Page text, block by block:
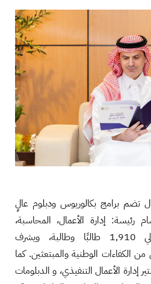
تضم برامج بكالوريوس ودبلوم عالٍ
رئيسة: إدارة الأعمال، المحاسبة،
والتمويل والاستثمار، بإجمالي 1,910 طالبًا وطالبة، ويشرف
من الكفاءات الوطنية والمبتعثين. كما
إدارة الأعمال التنفيذي، و الدبلومات